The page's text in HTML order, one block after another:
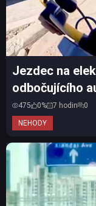
NEHODY
Jezdec na
odbočujícího
475 0% 7 hodin 0